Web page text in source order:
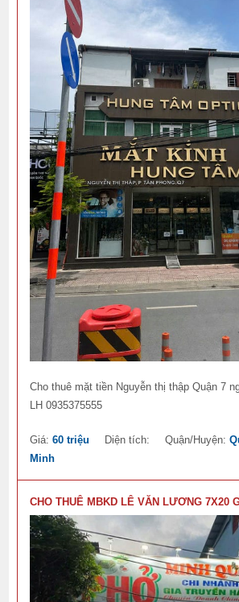
Cho thuê mặt tiền Nguyễn thị thập Quận 7
LH 0935375555
Giá:60 triệu Diện tích: Quận/Huyện:
Minh
CHO THUÊ MBKD LÊ VĂN LƯƠNG 7X20